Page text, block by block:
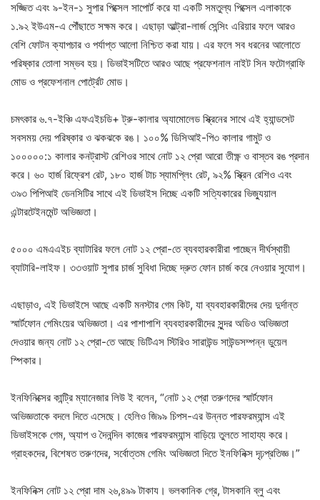
সজ্জিত এবং ৯-ইন-১ সুপার পিক্সেল সাপোর্ট করে যা একটি সমতুল্য পিক্সেল এলাকাকে
১.৯২ ইউএম-এ পৌঁছাতে সক্ষম করে। এছাড়া আল্ট্রা-লার্জ সেন্সিং এরিয়ার ফলে আরও
বেশি ফোটন ক্যাপচার ও পর্যাপ্ত আলো নিশ্চিত করা যায়। এর ফলে সব ধরনের আলোতে
পরিষ্কার তোলা সম্ভব হয়। ডিভাইসটিতে আরও আছে প্রফেশনাল নাইট সিন ফটোগ্রাফি
মোড ও প্রফেশনাল পোর্ট্রেট মোড।
চমৎকার ৬.৭-ইঞ্চি এফএইচডি+ ট্রু-কালার অ্যামোলেড স্ক্রিনের সাথে এই হ্যান্ডসেট
সবসময় দেয় পরিষ্কার ও ঝকঝকে রঙ। ১০০% ডিসিআই-পি৩ কালার গামুট ও
১০০০০০:১ কালার কনট্রাস্ট রেশিওর সাথে নোট ১২ প্রো আরো তীক্ষ্ণ ও বাস্তব রঙ প্রদান
করে। ৬০ হার্জ রিফ্রেশ রেট, ১৮০ হার্জ টাচ স্যামপ্লিং রেট, ৯২% স্ক্রিন রেশিও এবং
৩৯৩ পিপিআই ডেনসিটির সাথে এই ডিভাইস দিচ্ছে একটি সত্যিকারের ভিজ্যুয়াল
এন্টারটেইনমেন্ট অভিজ্ঞতা।
৫০০০ এমএএইচ ব্যাটারির ফলে নোট ১২ প্রো-তে ব্যবহারকারীরা পাচ্ছেন দীর্ঘস্থায়ী
ব্যাটারি-লাইফ। ৩৩ওয়াট সুপার চার্জ সুবিধা দিচ্ছে দ্রুত ফোন চার্জ করে নেওয়ার সুযোগ।
এছাড়াও, এই ডিভাইসে আছে একটি মনস্টার গেম কিট, যা ব্যবহারকারীদের দেয় দুর্দান্ত
স্মার্টফোন গেমিংয়ের অভিজ্ঞতা। এর পাশাপাশি ব্যবহারকারীদের সুন্দর অডিও অভিজ্ঞতা
দেওয়ার জন্য নোট ১২ প্রো-তে আছে ডিটিএস স্টিরিও সারাউন্ড সাউন্ডসম্পন্ন ডুয়েল
স্পিকার।
ইনফিনিক্সের কান্ট্রি ম্যানেজার লিউ ই বলেন, “নোট ১২ প্রো তরুণদের স্মার্টফোন
অভিজ্ঞতাকে বদলে দিতে এসেছে। হেলিও জি৯৯ চিপস-এর উন্নত পারফরম্যান্স এই
ডিভাইসকে গেম, অ্যাপ ও দৈনন্দিন কাজের পারফরম্যান্স বাড়িয়ে তুলতে সাহায্য করে।
গ্রাহকদের, বিশেষত তরুণদের, সর্বোত্তম গেমিং অভিজ্ঞতা দিতে ইনফিনিক্স দৃঢ়প্রতিজ্ঞ।”
ইনফিনিক্স নোট ১২ প্রো দাম ২৬,৪৯৯ টাকায। ভলকানিক গ্রে, টাসকানি ব্লু এবং